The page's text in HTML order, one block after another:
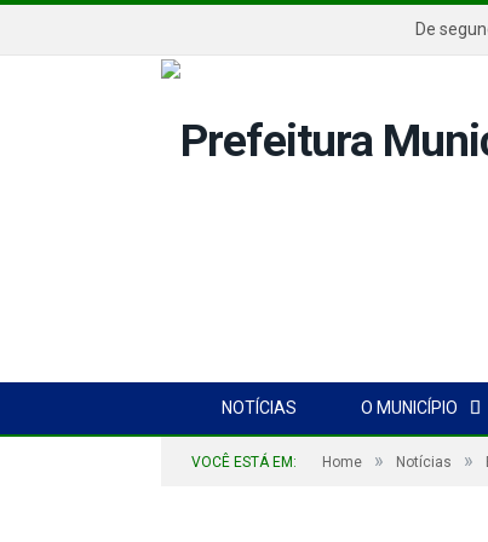
De
NOTÍCIAS O MUNICÍPIO
VOCÊ ESTÁ EM: Home » Notícias »